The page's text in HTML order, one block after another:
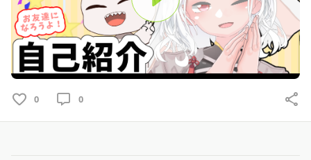
_(:3 」∠)__(:3 」∠)__(:3 」∠)__(:3 」∠)__(:3 」∠)__(:3
」∠)__(:3 」∠)__(:3 」∠)_
免責事項
この動画は、お絵描きの楽しさを伝えるためのエンタメで
経験や資料を元に個人で解釈した情報をお伝えしているた
め、誤った情報等をお伝えする場合があります。
P
l
a
0 0